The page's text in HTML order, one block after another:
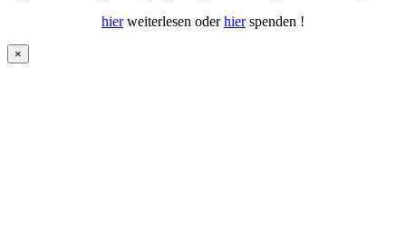
hierweiterlesen oderhierspenden !
×